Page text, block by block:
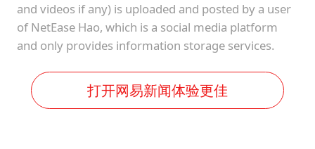
and videos if any) is uploaded and posted by a user
of NetEase Hao, which is a social media platform
and only provides information storage services.
打开网易新闻体验更佳